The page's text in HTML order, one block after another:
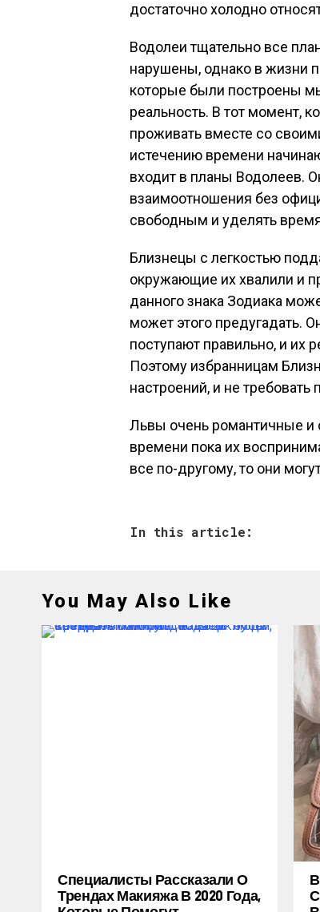
достаточно холодно
Водолеи тщательно все
нарушены, однако в жизни
которые были построены
реальность. В тот момент,
проживать вместе со
истечению времени
входит в планы Водолеев.
взаимоотношения без
свободным и уделять
Близнецы с легкостью
окружающие их хвалили и
данного знака Зодиака
может этого предугадать.
поступают правильно, и их
Поэтому избранницам
настроений, и не требовать
Львы очень романтичные и
времени пока их
все по-другому, то они
In this article:
You May Also Like
Специалисты Рассказали О
Трендах Макияжа В 2020 Года,